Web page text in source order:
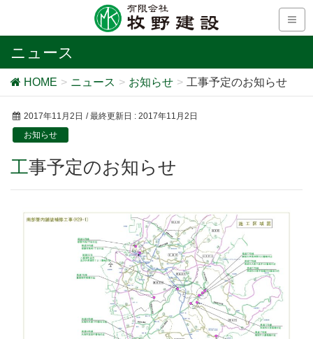
ニュース
HOME ニュース お知らせ 工事予定のお知らせ
2017年11月2日 / 最終更新日 : 2017年11月2日
お知らせ
工事予定のお知らせ